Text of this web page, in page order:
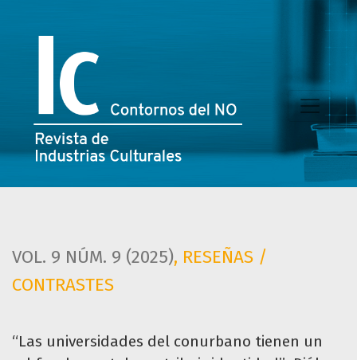
“Las universidades del conurbano tienen un rol
VOL. 9 NÚM. 9 (2025), RESEÑAS /
CONTRASTES
“Las universidades del conurbano tienen un